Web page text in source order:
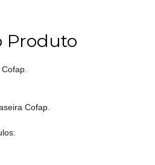
Produto
Cofap.